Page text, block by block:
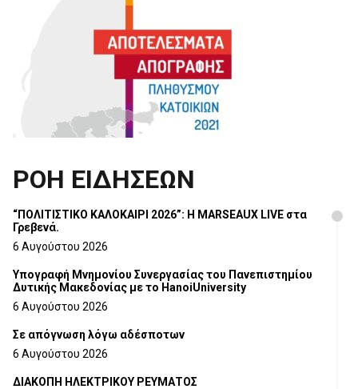
ΡΟΗ ΕΙΔΗΣΕΩΝ
“ΠΟΛΙΤΙΣΤΙΚΟ ΚΑΛΟΚΑΙΡΙ 2026”: Η MARSEAUX LIVE στα
Γρεβενά.
6 Αυγούστου 2026
Υπογραφή Μνημονίου Συνεργασίας του Πανεπιστημίου
Δυτικής Μακεδονίας με το HanoiUniversity
6 Αυγούστου 2026
Σε απόγνωση λόγω αδέσποτων
6 Αυγούστου 2026
ΔΙΑΚΟΠΗ ΗΛΕΚΤΡΙΚΟΥ ΡΕΥΜΑΤΟΣ